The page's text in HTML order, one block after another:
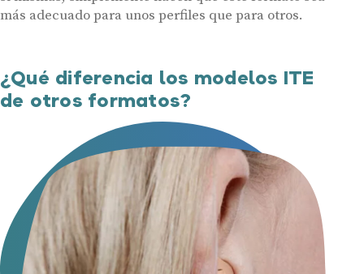
más adecuado para unos perfiles que para otros.
¿Qué diferencia los modelos ITE
de otros formatos?